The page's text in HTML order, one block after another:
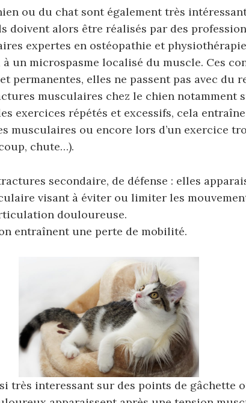
ou du chat sont également très
doivent alors être réalisés par des
expertes en ostéopathie et
un microspasme localisé du muscle. Ces
permanentes, elles ne passent pas avec du
musculaires chez le chien notamment
exercices répétés et excessifs, cela
musculaires ou encore lors d’un exercice
chute…).
secondaire, de défense : elles
visant à éviter ou limiter les
douloureuse.
entraînent une perte de mobilité.
très interessant sur des points de gâchette